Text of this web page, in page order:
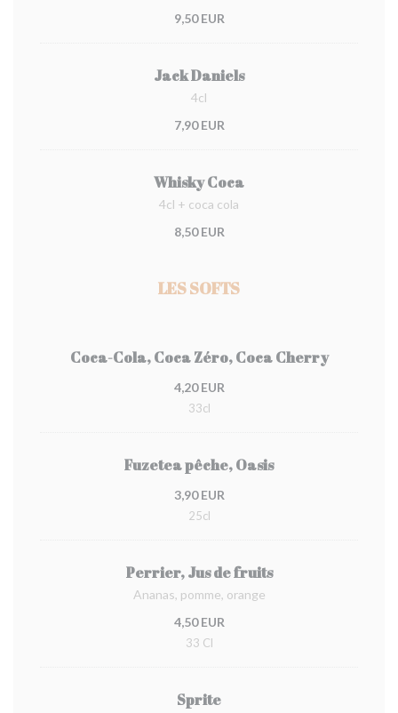
9,50 EUR
Jack Daniels
4cl
7,90 EUR
Whisky Coca
4cl + coca cola
8,50 EUR
LES SOFTS
Coca-Cola, Coca Zéro, Coca Cherry
4,20 EUR
33cl
Fuzetea pêche, Oasis
3,90 EUR
25cl
Perrier, Jus de fruits
Ananas, pomme, orange
4,50 EUR
33 Cl
Sprite